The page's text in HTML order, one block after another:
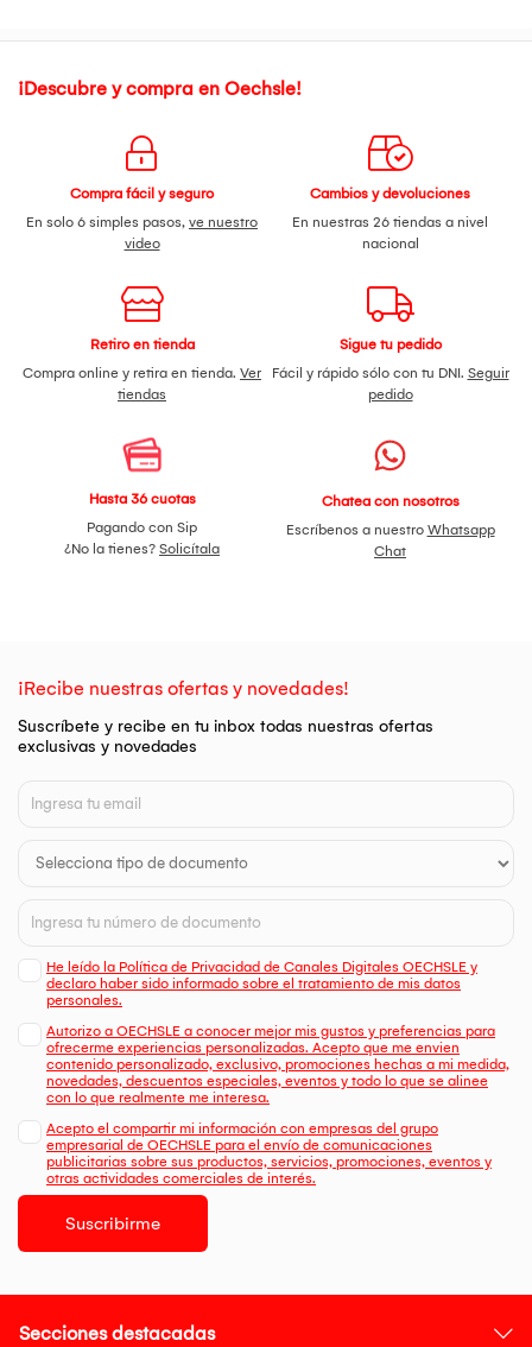
Especificaciones:
Peso máximo soportado: 20 kg
Amortiguador: Sí
Control parental: Sí
Reposapiés: No
Cesta de almacenamiento: No
Embalaje: Cartón
daños por accidentes, mal uso, desgaste natural ni daños
IMPORTANTE: El producto se entrega sellado y sin uso en su
empaque original. Requiere armado previo antes de su uso.
aventura llena de diversión, aprendizaje y movimiento.
¡Regálale a tu pequeño la oportunidad de explorar el mundo
sobre ruedas!
¡Descubre y compra en Oechsle!
Compra fácil y seguro
En solo 6 simples pasos, ve nuestro
video
Cambios y devoluciones
En nuestras 26 tiendas a nivel
nacional
Retiro en tienda
Compra online y retira en tienda. Ver
tiendas
Sigue tu pedido
Fácil y rápido sólo con tu DNI. Seguir
pedido
Hasta 36 cuotas
Pagando con Sip
¿No la tienes? Solicítala
Chatea con nosotros
Escríbenos a nuestro Whatsapp
Chat
¡Recibe nuestras ofertas y novedades!
Suscríbete y recibe en tu inbox todas nuestras ofertas
exclusivas y novedades
He leído la Política de Privacidad de Canales Digitales OECHSLE y
declaro haber sido informado sobre el tratamiento de mis datos
personales.
Autorizo a OECHSLE a conocer mejor mis gustos y preferencias para
ofrecerme experiencias personalizadas. Acepto que me envien
contenido personalizado, exclusivo, promociones hechas a mi medida,
novedades, descuentos especiales, eventos y todo lo que se alinee
con lo que realmente me interesa.
Acepto el compartir mi información con empresas del grupo
empresarial de OECHSLE para el envío de comunicaciones
publicitarias sobre sus productos, servicios, promociones, eventos y
otras actividades comerciales de interés.
Suscribirme
Secciones destacadas